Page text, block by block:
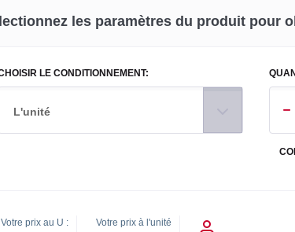
les paramètres du produit pour
LE CONDITIONNEMENT:
L'unité
Votre prix au U : Votre prix à l'unité